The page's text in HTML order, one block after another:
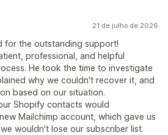
21 de julho de 2026
for the outstanding support!
professional, and helpful
He took the time to investigate
why we couldn't recover it, and
based on our situation.
Shopify contacts would
Mailchimp account, which gave us
wouldn't lose our subscriber list.